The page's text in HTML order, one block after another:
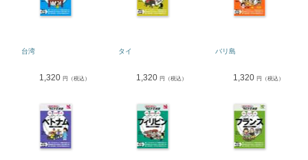
台湾
1,320 円（税込）
タイ
1,320 円（税込）
バリ島
1,320 円（税込）